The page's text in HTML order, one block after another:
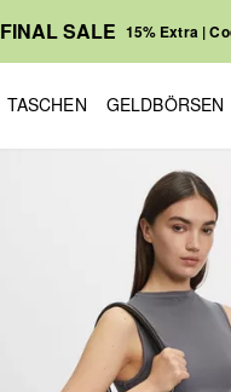
FINAL SALE 15% Extra |
TASCHEN GELDBÖRSEN